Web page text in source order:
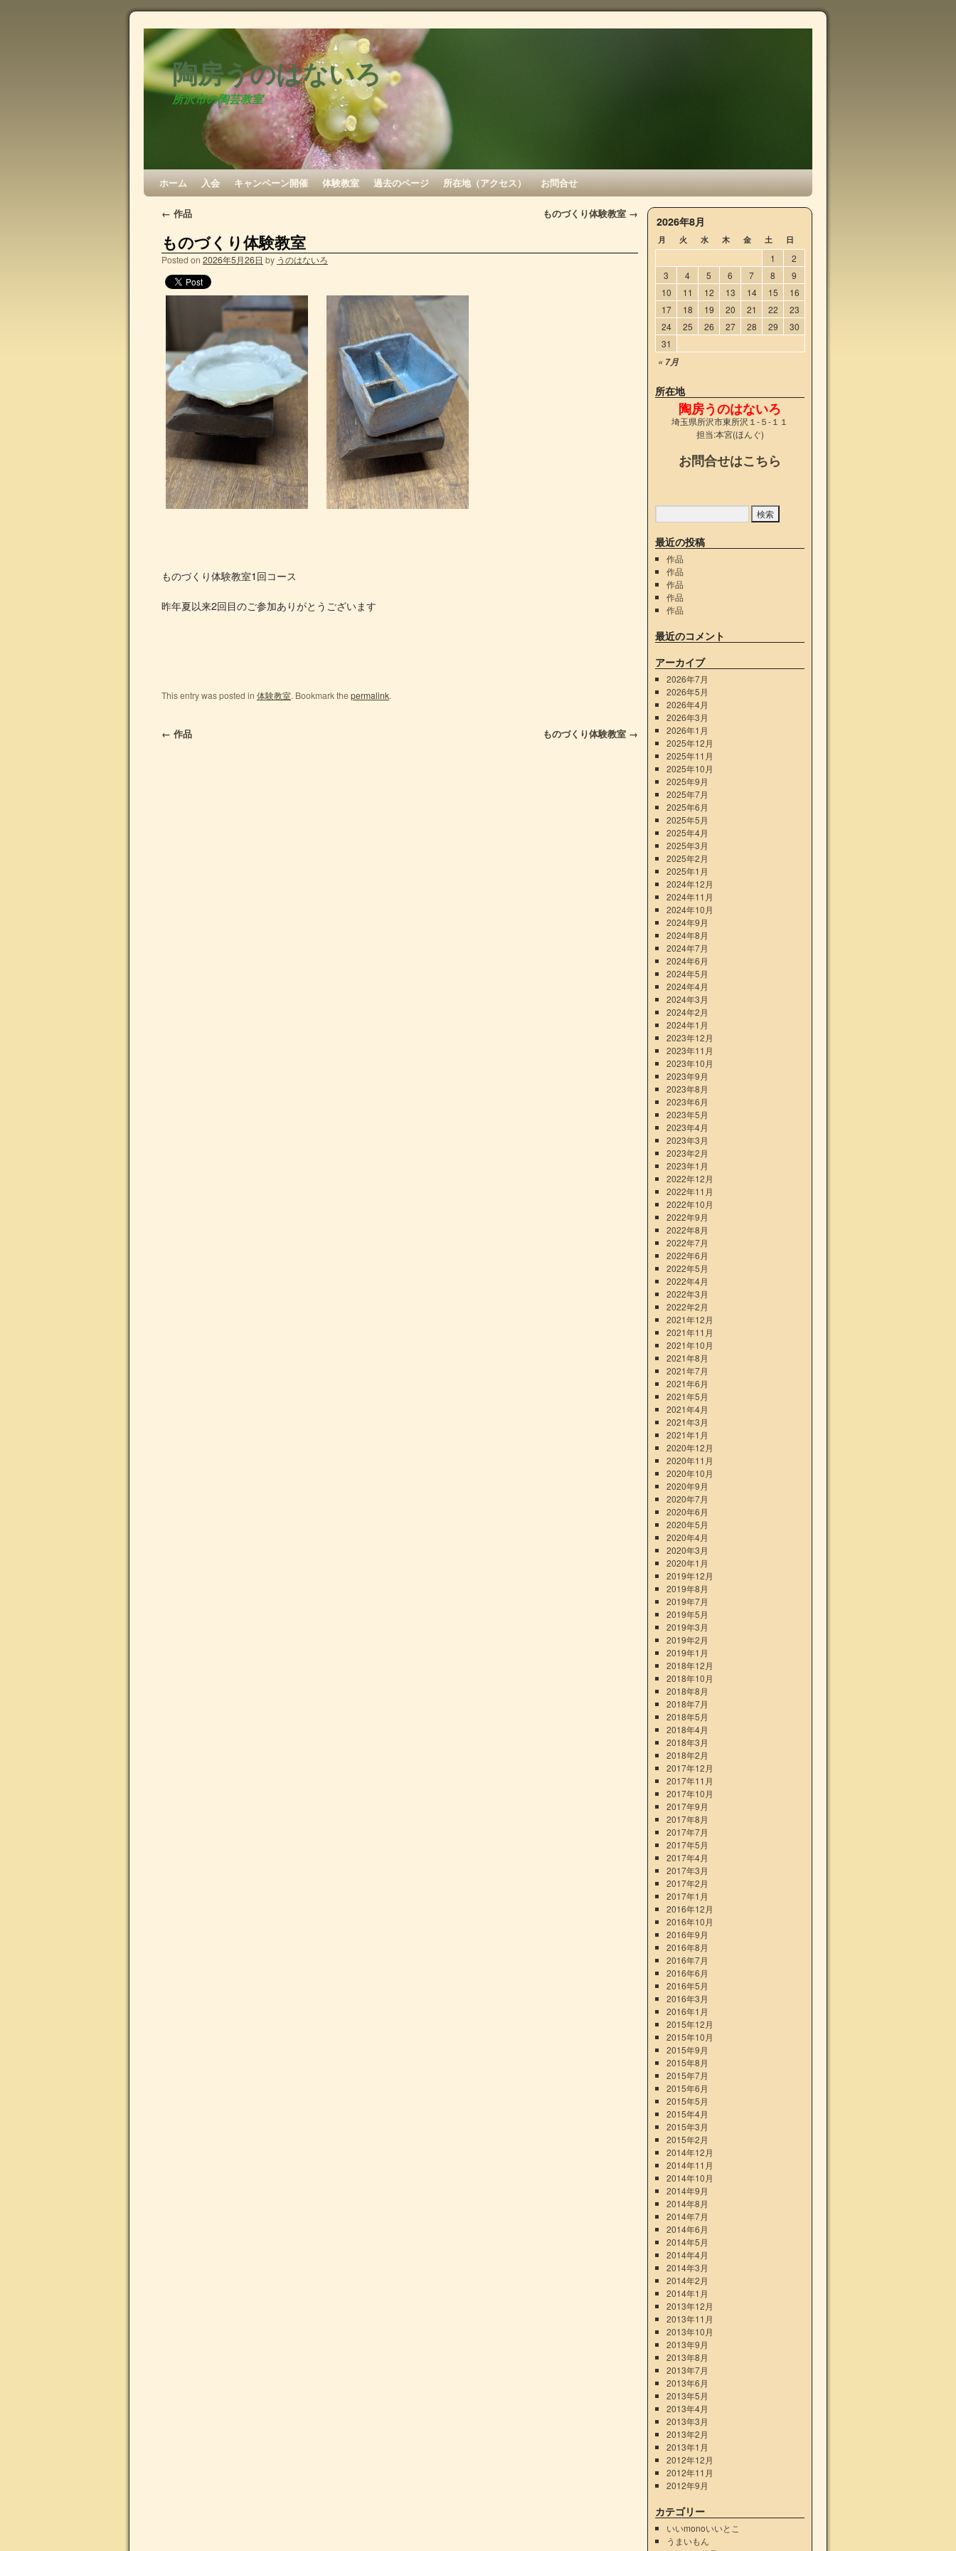
陶房うのはないろ
所沢市の陶芸教室
ホーム 入会 キャンペーン開催 体験教室 過去のページ 所在地（アクセス） お問合せ
← 作品 ものづくり体験教室 →
ものづくり体験教室
Posted on 2026年5月26日 by うのはないろ
ものづくり体験教室1回コース
昨年夏以来2回目のご参加ありがとうございます
This entry was posted in 体験教室. Bookmark thepermalink.
← 作品 ものづくり体験教室 →
2026年8月
月 火 水 木 金 土 日
« 7月
1
2
3
4 5 6 7 8
9
10
11 12 13 14 15
16
17
18 19 20 21 22
23
24
25 26 27 28 29
30
31
所在地
陶房うのはないろ
埼玉県所沢市東所沢１-５-１１
担当:本宮(ほんぐ)
お問合せはこちら
最近の投稿
作品
作品
作品
作品
作品
最近のコメント
アーカイブ
2026年7月
2026年5月
2026年4月
2026年3月
2026年1月
2025年12月
2025年11月
2025年10月
2025年9月
2025年7月
2025年6月
2025年5月
2025年4月
2025年3月
2025年2月
2025年1月
2024年12月
2024年11月
2024年10月
2024年9月
2024年8月
2024年7月
2024年6月
2024年5月
2024年4月
2024年3月
2024年2月
2024年1月
2023年12月
2023年11月
2023年10月
2023年9月
2023年8月
2023年6月
2023年5月
2023年4月
2023年3月
2023年2月
2023年1月
2022年12月
2022年11月
2022年10月
2022年9月
2022年8月
2022年7月
2022年6月
2022年5月
2022年4月
2022年3月
2022年2月
2021年12月
2021年11月
2021年10月
2021年8月
2021年7月
2021年6月
2021年5月
2021年4月
2021年3月
2021年1月
2020年12月
2020年11月
2020年10月
2020年9月
2020年7月
2020年6月
2020年5月
2020年4月
2020年3月
2020年1月
2019年12月
2019年8月
2019年7月
2019年5月
2019年3月
2019年2月
2019年1月
2018年12月
2018年10月
2018年8月
2018年7月
2018年5月
2018年4月
2018年3月
2018年2月
2017年12月
2017年11月
2017年10月
2017年9月
2017年8月
2017年7月
2017年5月
2017年4月
2017年3月
2017年2月
2017年1月
2016年12月
2016年10月
2016年9月
2016年8月
2016年7月
2016年6月
2016年5月
2016年3月
2016年1月
2015年12月
2015年10月
2015年9月
2015年8月
2015年7月
2015年6月
2015年5月
2015年4月
2015年3月
2015年2月
2014年12月
2014年11月
2014年10月
2014年9月
2014年8月
2014年7月
2014年6月
2014年5月
2014年4月
2014年3月
2014年2月
2014年1月
2013年12月
2013年11月
2013年10月
2013年9月
2013年8月
2013年7月
2013年6月
2013年5月
2013年4月
2013年3月
2013年2月
2013年1月
2012年12月
2012年11月
2012年9月
カテゴリー
いいmonoいいとこ
うまいもん